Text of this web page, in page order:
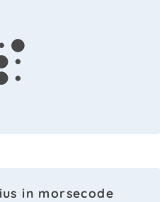
in morsecode